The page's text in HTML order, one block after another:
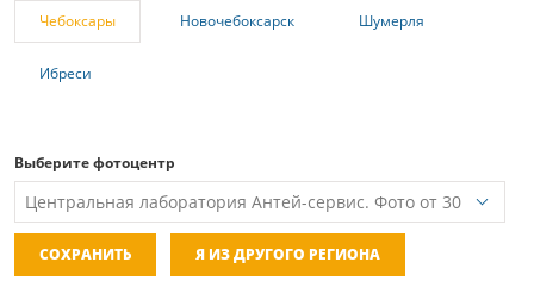
Чебоксары
Новочебоксарск Шумерля
Ибреси
Выберите фотоцентр
СОХРАНИТЬ Я ИЗ ДРУГОГО РЕГИОНА